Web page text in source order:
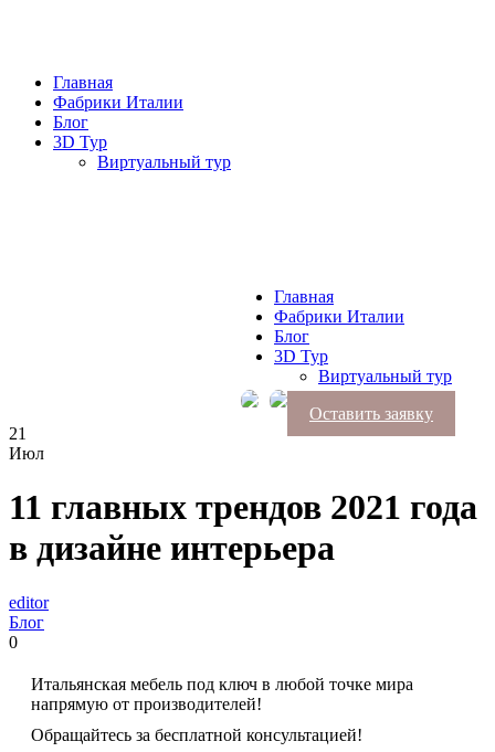
Главная
Фабрики Италии
Блог
3D Тур
Виртуальный тур
Главная
Фабрики Италии
Блог
3D Тур
Виртуальный тур
Оставить заявку
21
Июл
11 главных трендов 2021 года
в дизайне интерьера
editor
Блог
0
Итальянская мебель под ключ в любой точке мира
напрямую от производителей!
Обращайтесь за бесплатной консультацией!